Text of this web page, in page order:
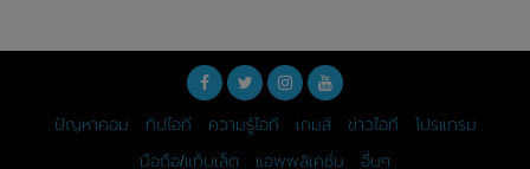
ปัญหาคอม ทิปไอที ความรู้ไอที เกมส์ ข่าวไอที
โปรแกรม
มือถือ/แท็บเล็ต
แอพพลิเคชั่น อื่นๆ